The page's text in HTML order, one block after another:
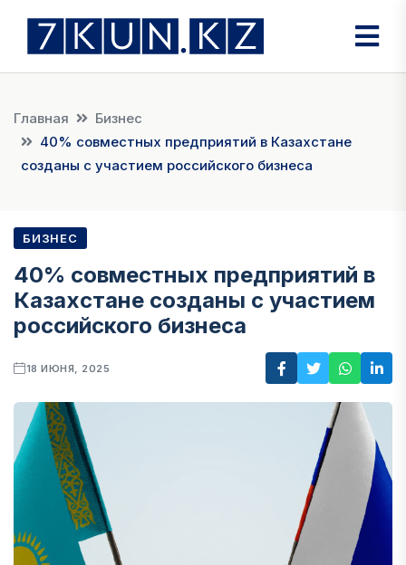
Главная
Бизнес
40% совместных предприятий в Казахстане
созданы с участием российского бизнеса
БИЗНЕС
40% совместных предприятий в
Казахстане созданы с участием
российского бизнеса
18 ИЮНЯ, 2025